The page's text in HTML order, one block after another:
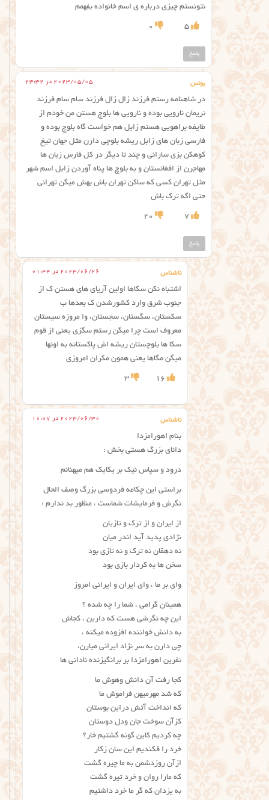
نتونستم چیزی درباره ی اسم خانواده بفهمم
5
0
پاسخ
یونس 2023/05/05 در 23:32
در شاهنامه رستم فرزند زال زال فرزند سام سام فرزند
نریمان نارویی بوده و نارویی ها بلوچ هستن من خودم از
طایفه براهویی هستم زابل هم خواست گاه بلوچ بوده و
فارسی زبان های زابل ریشه بلوچی دارن مثل جهان تیغ
کوهکن بزی سارانی و چند تا دیگر در کل فارس زبان ها
مهاجرن از افغانستان و به بلوچ ها پناه آوردن زابل اسم شهر
مثل تهران کسی که ساکن تهران باش بهش میگن تهرانی
حتی اگه ترک باش
7
20
پاسخ
ناشناس 2023/06/26 در 01:44
اشتباه نکن سکاها اولین آریای های هستن ک از
جنوب شرق وارد کشورشدن ک بعدها ب
سکستان، سگستان، سجستان، وا مروزه سیستان
معروف است چرا میگن رستم سگزی یعنی از قوم
سکا ها بلوچستان ریشه اش پاکستانه به اونها
میگن مگاها یعنی همون مکران امروزی
16
3
ناشناس 2023/06/30 در 10:07
بنام اهورامزدا
دانای بزرگ هستی بخش :
درود و سپاس نیک بر یکایک هم میهنانم
براستی این چکامه فردوسی بزرگ وصف الحال
نگرش و فرمایشات شماست ، منظور بد ندارم :
از ایران و از ترک و تازیان
نژادی پدید آید اندر میان
نه دهقان نه ترک و نه تازی بود
سخن ها به کردار بازی بود
وای بر ما ، وای ایران و ایرانی امروز
همینان گرامی ، شما را چه شده ؟
این چه نگرشی هست که دارین ، کجاش
به دانش خواننده افزوده میکنه ،
چی دارن به سر نژاد ایرانی میارن،
نفرین اهورامزدا بر برانگیزنده نادانی ها
کجا رفت آن دانش وهوش ما
که شد مهرمیهن فراموش ما
که انداخت آتش دراین بوستان
کزآن سوخت جان ودل دوستان
چه کردیم کاین گونه گشتیم خار؟
خرد را فکندیم این سان زکار
ازآن روزدشمن به ما چیره گشت
که مارا روان و خرد تیره گشت
به یزدان که گر ما خرد داشتیم